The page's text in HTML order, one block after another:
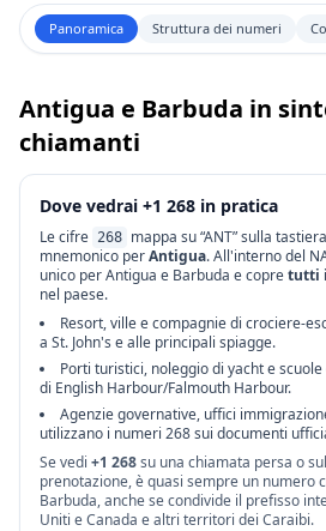
Panoramica Struttura dei numeri
Antigua e Barbuda in
chiamanti
Dove vedrai +1 268 in pratica
Le cifre 268 mappa su “ANT” sulla
mnemonico perAntigua. All'interno del
unico per Antigua e Barbuda e copretutti
nel paese.
Resort, ville e compagnie di crociere-
a St. John's e alle principali spiagge.
Porti turistici, noleggio di yacht e
di English Harbour/Falmouth Harbour.
Agenzie governative, uffici
utilizzano i numeri 268 sui documenti
Se vedi +1 268su una chiamata persa o
prenotazione, è quasi sempre un numero
Barbuda, anche se condivide il prefisso
Uniti e Canada e altri territori dei Caraibi.